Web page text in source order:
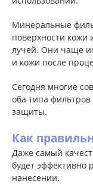
Минеральные
поверхности кожи
лучей. Они чаще
и кожи после
Сегодня многие
оба типа
защиты.
Как
Даже самый
будет эффективно
нанесении.